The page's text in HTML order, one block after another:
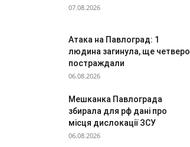
07.08.2026
Атака на Павлоград: 1
людина загинула, ще четверо
постраждали
06.08.2026
Мешканка Павлограда
збирала для рф дані про
місця дислокації ЗСУ
06.08.2026